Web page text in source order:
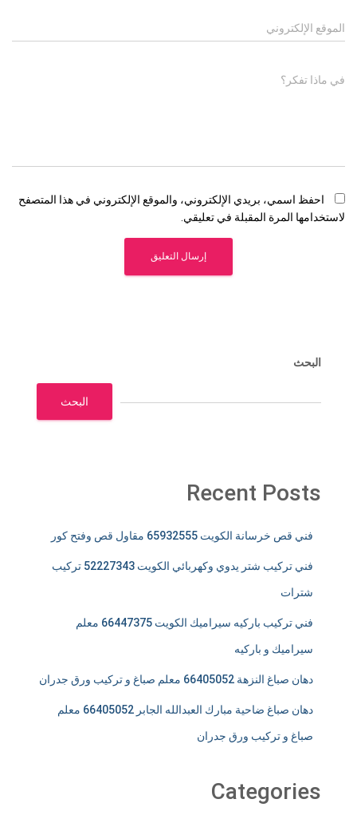
الموقع الإلكتروني
في ماذا تفكر؟
احفظ اسمي، بريدي الإلكتروني، والموقع الإلكتروني في هذا المتصفح
لاستخدامها المرة المقبلة في تعليقي.
البحث
البحث
Recent Posts
فني قص خرسانة الكويت 65932555 مقاول قص وفتح كور
فني تركيب شتر يدوي وكهربائي الكويت 52227343 تركيب
شترات
فني تركيب باركيه سيراميك الكويت 66447375 معلم
سيراميك و باركيه
دهان صباغ النزهة 66405052 معلم صباغ و تركيب ورق جدران
دهان صباغ ضاحية مبارك العبدالله الجابر 66405052 معلم
صباغ و تركيب ورق جدران
Categories